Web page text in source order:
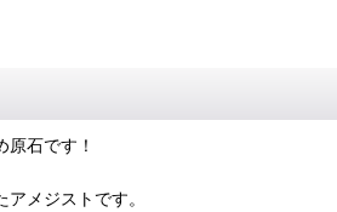
石です！
メジストです。